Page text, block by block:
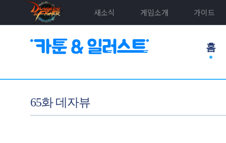
새소식 게임소개 가이드
홈
65화 데자뷰